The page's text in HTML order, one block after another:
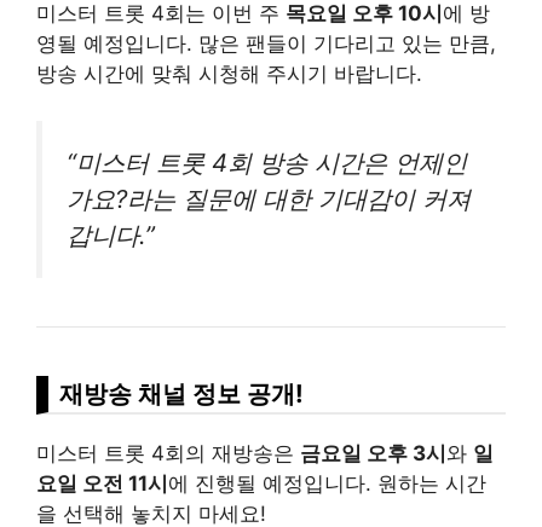
미스터 트롯 4회는 이번 주 목요일 오후 10시 에 방
영될 예정입니다. 많은 팬들이 기다리고 있는 만큼,
방송 시간에 맞춰 시청해 주시기 바랍니다.
“미스터 트롯 4회 방송 시간은 언제인
가요?라는 질문에 대한 기대감이 커져
갑니다.”
재방송 채널 정보 공개!
미스터 트롯 4회의 재방송은 금요일 오후 3시와 일
요일 오전 11시에 진행될 예정입니다. 원하는 시간
을 선택해 놓치지 마세요!